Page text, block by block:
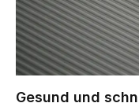
Gesund und